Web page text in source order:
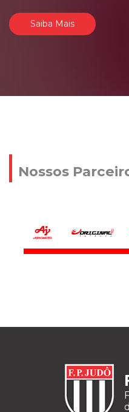
Saiba Mais
Nossos